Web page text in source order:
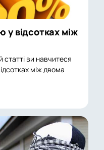
у відсотках між
статті ви навчитеся
між двома